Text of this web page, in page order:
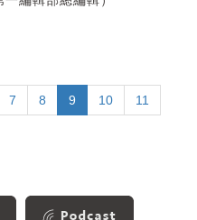
7 8 9 10 11